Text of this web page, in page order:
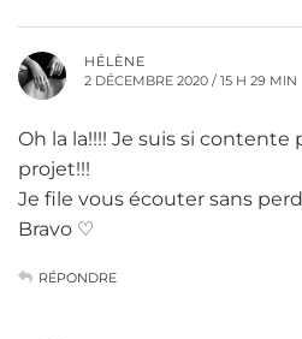
HÉLÈNE
2 DÉCEMBRE 2020 / 15 H 29 MIN
Oh la la!!!! Je suis si
projet!!!
Je file vous écouter sans
Bravo ♡
RÉPONDRE